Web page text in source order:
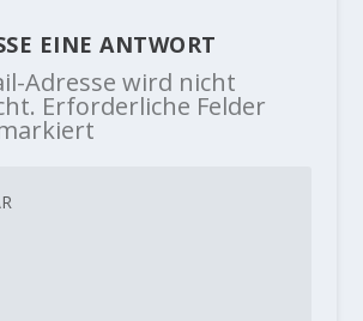
EINE ANTWORT
Adresse wird nicht
Erforderliche Felder